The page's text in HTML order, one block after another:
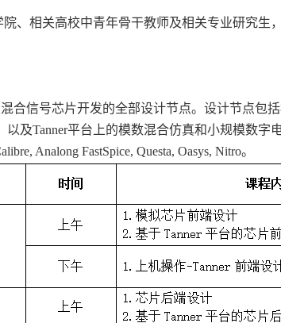
、相关高校中青年骨干教师及相关专业研究生
合信号芯片开发的全部设计节点。设计节点包
及Tanner平台上的模数混合仿真和小规模数字
Analong FastSpice, Questa, Oasys, Nitro。